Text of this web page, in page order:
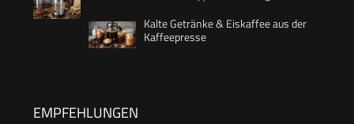
Kalte Getränke & Eiskaffee aus der
Kaffeepresse
EMPFEHLUNGEN